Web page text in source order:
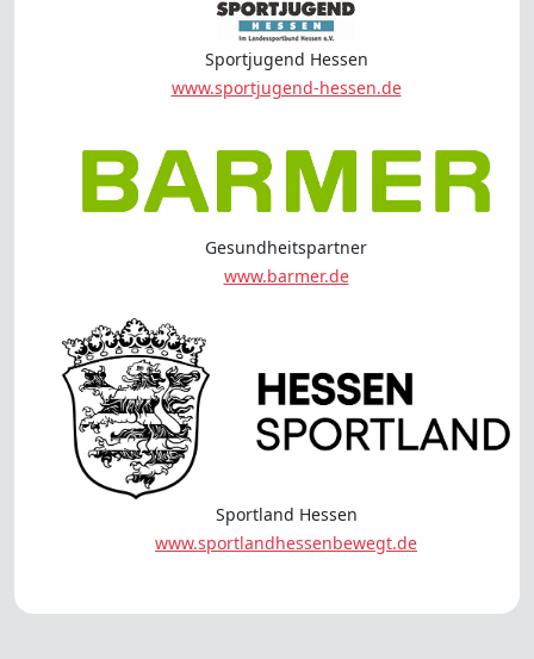
Sportjugend Hessen
www.sportjugend-hessen.de
Gesundheitspartner
www.barmer.de
Sportland Hessen
www.sportlandhessenbewegt.de